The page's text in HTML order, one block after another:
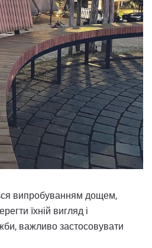
випробуванням дощем,
їхній вигляд і
важливо застосовувати